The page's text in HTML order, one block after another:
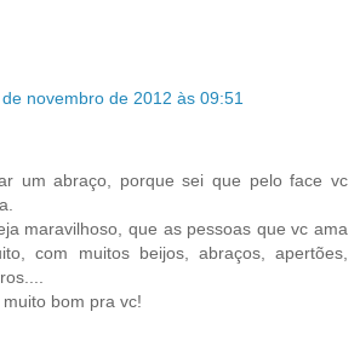
novembro de 2012 às 09:51
um abraço, porque sei que pelo face vc
maravilhoso, que as pessoas que vc ama
com muitos beijos, abraços, apertões,
bom pra vc!